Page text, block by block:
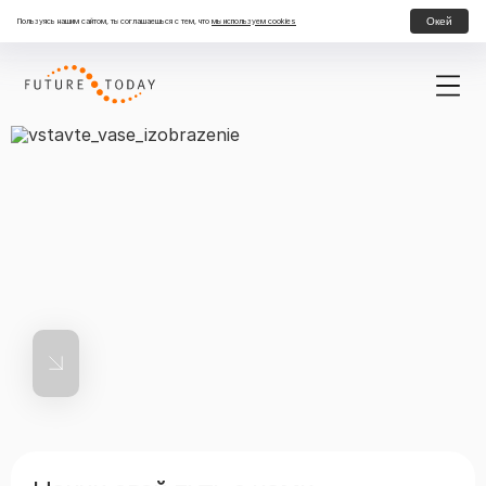
Пользуясь нашим сайтом, ты соглашаешься с тем, что мы используем cookies Окей